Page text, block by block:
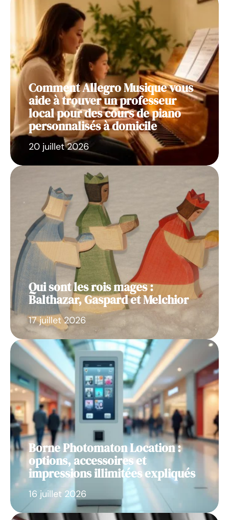
Comment Allegro Musique vous
aide à trouver un professeur
local pour des cours de piano
personnalisés à domicile
20 juillet 2026
Qui sont les rois mages :
Balthazar, Gaspard et Melchior
17 juillet 2026
Borne Photomaton Location :
options, accessoires et
impressions illimitées expliqués
16 juillet 2026